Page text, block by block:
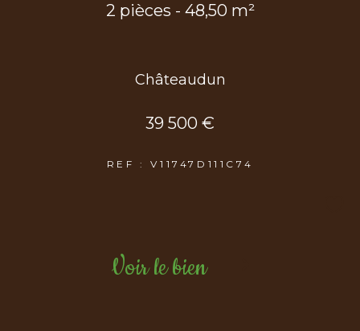
2 pièces - 48,50 m²
Châteaudun
39 500 €
REF : V11747D111C74
Voir le bien